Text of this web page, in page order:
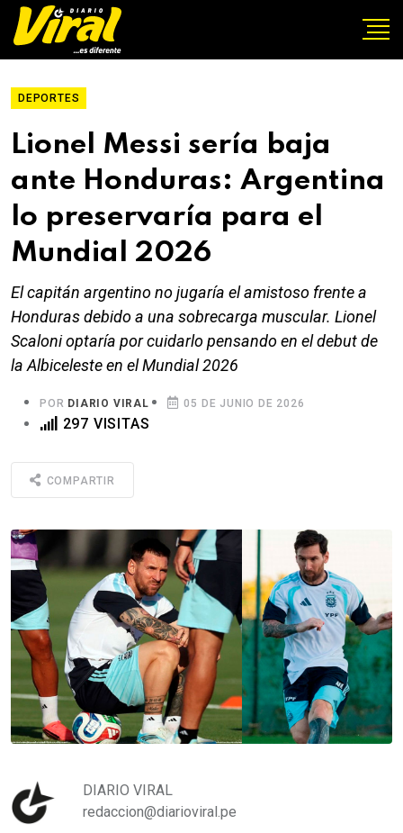
DEPORTES
Lionel Messi sería baja
ante Honduras: Argentina
lo preservaría para el
Mundial 2026
El capitán argentino no jugaría el amistoso frente a
Honduras debido a una sobrecarga muscular. Lionel
Scaloni optaría por cuidarlo pensando en el debut de
la Albiceleste en el Mundial 2026
POR DIARIO VIRAL 05 DE JUNIO DE 2026
297 VISITAS
COMPARTIR
DIARIO VIRAL
redaccion@diarioviral.pe